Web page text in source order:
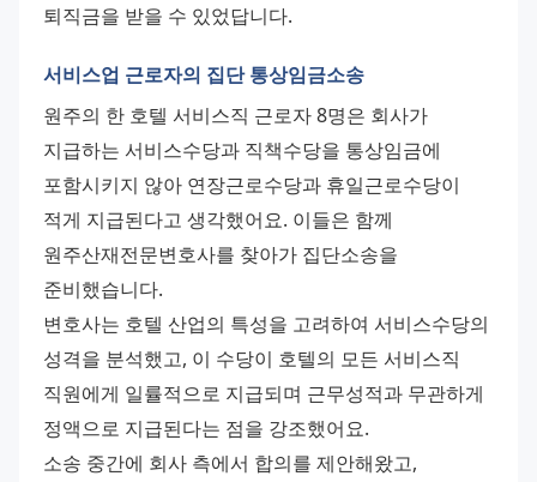
퇴직금을 받을 수 있었답니다.
서비스업 근로자의 집단 통상임금소송
원주의 한 호텔 서비스직 근로자 8명은 회사가
지급하는 서비스수당과 직책수당을 통상임금에
포함시키지 않아 연장근로수당과 휴일근로수당이
적게 지급된다고 생각했어요. 이들은 함께
원주산재전문변호사를 찾아가 집단소송을
준비했습니다.
변호사는 호텔 산업의 특성을 고려하여 서비스수당의
성격을 분석했고, 이 수당이 호텔의 모든 서비스직
직원에게 일률적으로 지급되며 근무성적과 무관하게
정액으로 지급된다는 점을 강조했어요.
소송 중간에 회사 측에서 합의를 제안해왔고,